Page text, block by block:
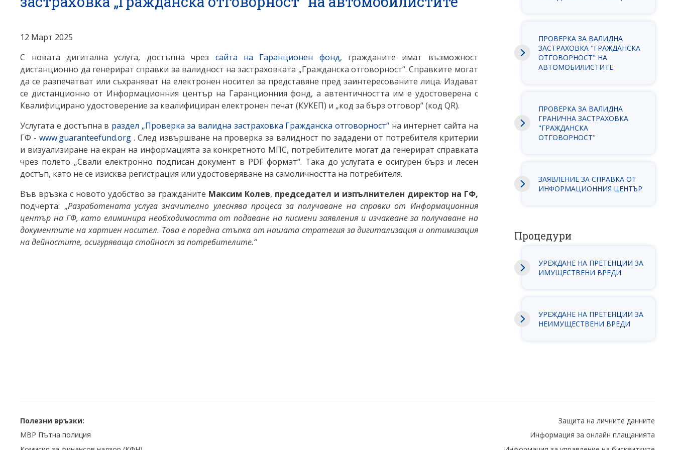
12 Март 2025
С новата дигитална услуга, достъпна чрез сайта на Гаранционен фонд, гражданите имат възможност
дистанционно да генерират справки за валидност на застраховката „Гражданска отговорност“. Справките могат
да се разпечатват или съхраняват на електронен носител за представяне пред заинтересованите лица. Издават
се дистанционно от Информационния център на Гаранционния фонд, а автентичността им е удостоверена с
Квалифицирано удостоверение за квалифициран електронен печат (КУКЕП) и „код за бърз отговор“ (код QR).
Услугата е достъпна в раздел „Проверка за валидна застраховка Гражданска отговорност“ на интернет сайта на
ГФ -www.guaranteefund.org . След извършване на проверка за валидност по зададени от потребителя критерии
и визуализиране на екран на информацията за конкретното МПС, потребителите могат да генерират справката
чрез полето „Свали електронно подписан документ в PDF формат“. Така до услугата е осигурен бърз и лесен
достъп, като не се изисква регистрация или удостоверяване на самоличността на потребителя.
Във връзка с новото удобство за гражданите Максим Колев, председател и изпълнителен директор на ГФ,
подчерта: „Разработената услуга значително улеснява процеса за получаване на справки от Информационния
център на ГФ, като елиминира необходимостта от подаване на писмени заявления и изчакване за получаване на
документите на хартиен носител. Това е поредна стъпка от нашата стратегия за дигитализация и оптимизация
на дейностите, осигуряваща стойност за потребителите.“
ПРОВЕРКА ЗА ВАЛИДНА
ЗАСТРАХОВКА "ГРАЖДАНСКА
ОТГОВОРНОСТ" НА
АВТОМОБИЛИСТИТЕ
ПРОВЕРКА ЗА ВАЛИДНА
ГРАНИЧНА ЗАСТРАХОВКА
"ГРАЖДАНСКА
ОТГОВОРНОСТ"
ЗАЯВЛEНИЕ ЗА СПРАВКА ОТ
ИНФОРМАЦИОННИЯ ЦЕНТЪР
Процедури
УРЕЖДАНЕ НА ПРЕТЕНЦИИ ЗА
ИМУЩЕСТВЕНИ ВРЕДИ
УРЕЖДАНЕ НА ПРЕТЕНЦИИ ЗА
НЕИМУЩЕСТВЕНИ ВРЕДИ
Полезни връзки:
МВР Пътна полиция
Защита на личните данните
Информация за онлайн плащанията